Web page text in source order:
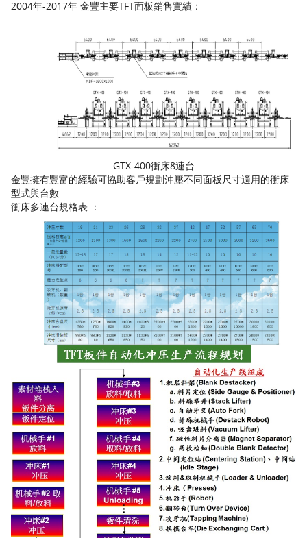
2004年-2017年 金豐主要TFT面板銷售實績：
GTX-400衝床8連台
金豐擁有豐富的經驗可協助客戶規劃沖壓不同面板尺寸適用的衝床
型式與台數
衝床多連台規格表 ：